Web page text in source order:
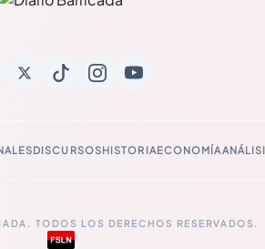
DISCURSOSHISTORIAECONOMÍA
TODOS LOS DERECHOS RESERVADOS.